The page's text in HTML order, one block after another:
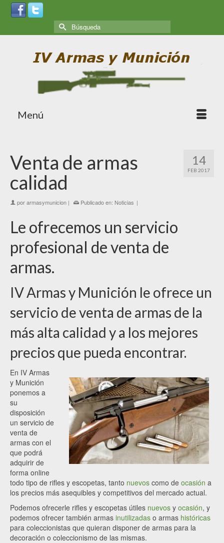
Menú
14
FEB 2017
Venta de armas
calidad
porarmasymunicion | Publicado en: Noticias |
Le ofrecemos un servicio
profesional de venta de
armas.
IV Armas y Munición le ofrece un
servicio de venta de armas de la
más alta calidad y a los mejores
precios que pueda encontrar.
En IV Armas
y Munición
ponemos a
su
disposición
un servicio de
venta de
armas con el
que podrá
adquirir de
forma online
todo tipo de rifles y escopetas, tanto nuevos como de ocasión a
los precios más asequibles y competitivos del mercado actual.
Podemos ofrecerle rifles y escopetas útiles nuevos y ocasión, y
podemos ofrecer también armas inutilizadas o armas históricas
para coleccionistas que quieran disponer de armas para la
decoración o coleccionismo de las mismas.